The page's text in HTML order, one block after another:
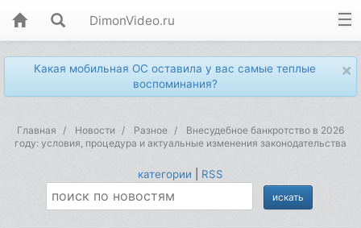
DimonVideo.ru
×
Какая мобильная ОС оставила у вас самые теплые
воспоминания?
Главная Новости Разное
Внесудебное банкротство в 2026
году: условия, процедура и актуальные изменения законодательства
категории RSS